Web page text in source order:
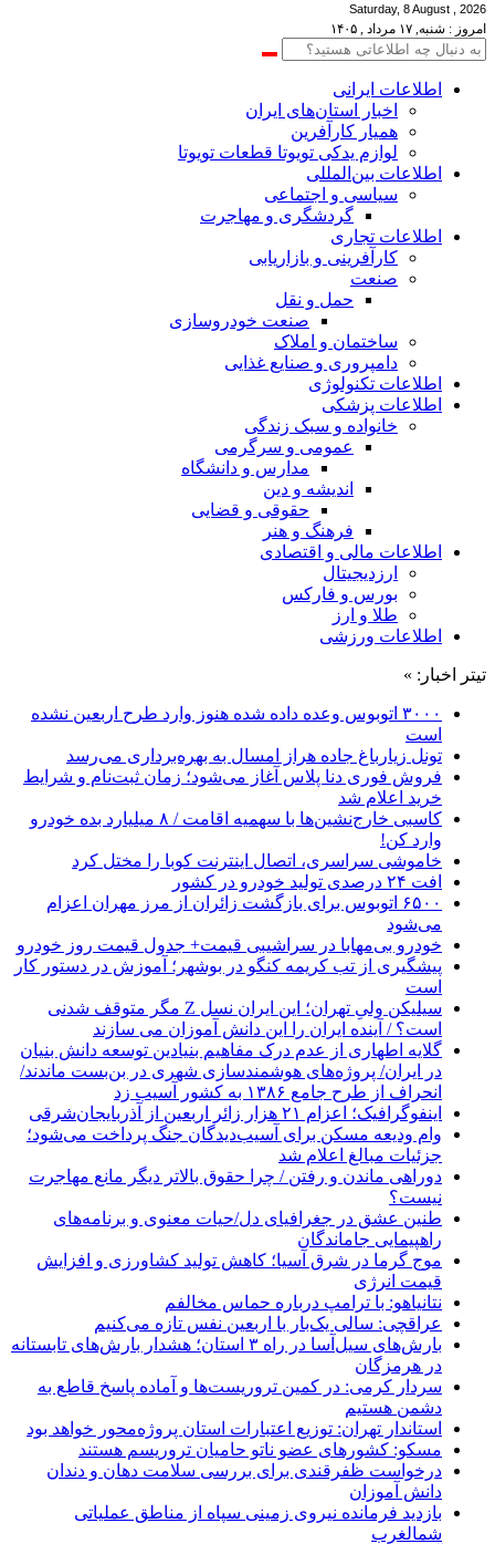
Saturday, 8 August , 2026
امروز : شنبه, ۱۷ مرداد , ۱۴۰۵
اطلاعات‌ ‎ایرانی
اخبار استان‌های ایران
همیار کارآفرین
لوازم یدکی تویوتا قطعات تویوتا
اطلاعات بین‌المللی
سیاسی و اجتماعی
گردشگری و مهاجرت
اطلاعات تجاری
کارآفرینی و بازاریابی
صنعت
حمل و نقل
صنعت خودروسازی
ساختمان و املاک
دامپروری و صنایع غذایی
اطلاعات تکنولوژی
اطلاعات پزشکی
خانواده و سبک زندگی
عمومی و سرگرمی
مدارس و دانشگاه
اندیشه و دین
حقوقی و قضایی
فرهنگ و هنر
اطلاعات مالی و اقتصادی
ارزدیجیتال
بورس و فارکس
طلا و ارز
اطلاعات ورزشی
تیتر اخبار: »
۳۰۰۰ اتوبوس وعده داده شده هنوز وارد طرح اربعین نشده
است
تونل زیارباغ جاده هراز امسال به بهره‌برداری می‌رسد
فروش فوری دنا پلاس آغاز می‌شود؛ زمان ثبت‌نام و شرایط
خرید اعلام شد
کاسبی خارج‌نشین‌ها با سهمیه اقامت / ۸ میلیارد بده خودرو
وارد کن!
خاموشی سراسری، اتصال اینترنت کوبا را مختل کرد
افت ۲۴ درصدی تولید خودرو در کشور
۶۵۰۰ اتوبوس برای بازگشت زائران از مرز مهران اعزام
می‌شود
خودرو بی‌مهابا در سراشیبی قیمت+ جدول قیمت روز خودرو
پیشگیری از تب کریمه کنگو در بوشهر؛ آموزش در دستور کار
است
سیلیکن ولیِ تهران؛ این ایران نسل Z مگر متوقف شدنی
است؟ / آینده ایران را این دانش آموزان می سازند
گلایه اطهاری از عدم درک مفاهیم بنیادین توسعه دانش بنیان
در ایران/ پروژه‌های هوشمندسازی شهری در بن‌بست ماندند/
انحراف از طرح جامع ۱۳۸۶ به کشور آسیب زد
اینفوگرافیک؛ اعزام ۲۱ هزار زائر اربعین از آذربایجان‌شرقی
وام ودیعه مسکن برای آسیب‌دیدگان جنگ پرداخت می‌شود؛
جزئیات مبالغ اعلام شد
دوراهی ماندن و رفتن / چرا حقوق بالاتر دیگر مانع مهاجرت
نیست؟
طنین عشق در جغرافیای دل/حیات معنوی و برنامه‌های
راهپیمایی جاماندگان
موج گرما در شرق آسیا؛ کاهش تولید کشاورزی و افزایش
قیمت انرژی
نتانیاهو: با ترامپ درباره حماس مخالفم
عراقچی: سالی یک‌بار با اربعین نفس تازه می‌کنیم
بارش‌های سیل‌آسا در راه ۳ استان؛ هشدار بارش‌های تابستانه
در هرمزگان
سردار کرمی: در کمین تروریست‌ها و آماده پاسخ قاطع به
دشمن هستیم
استاندار تهران: توزیع اعتبارات استان پروژه‌محور خواهد بود
مسکو: کشورهای عضو ناتو حامیان تروریسم هستند
درخواست ظفرقندی برای بررسی سلامت دهان و دندان
دانش آموزان
بازدید فرمانده نیروی زمینی سپاه از مناطق عملیاتی
شمالغرب